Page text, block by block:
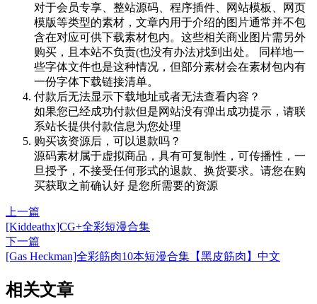
对于会员专享、整站源码、程序插件、网站模板、网页
模版等类型的素材，文章内用于介绍的图片通常并不包
含在对应可供下载素材包内。这些相关商业图片需另外
购买，且本站不负责(也没有办法)找到出处。 同样地一
些字体文件也是这种情况，但部分素材会在素材包内有
一份字体下载链接清单。
付款后无法显示下载地址或者无法查看内容？
如果您已经成功付款但是网站没有弹出成功提示，请联
系站长提供付款信息为您处理
购买该资源后，可以退款吗？
源码素材属于虚拟商品，具有可复制性，可传播性，一
旦授予，不接受任何形式的退款、换货要求。请您在购
买获取之前确认好 是您所需要的资源
上一篇
[Kiddeathx]CG+全彩短漫合集
下一篇
[Gas Heckman]全彩筋肉10本短漫合集【黑皮筋肉】中文
相关文章